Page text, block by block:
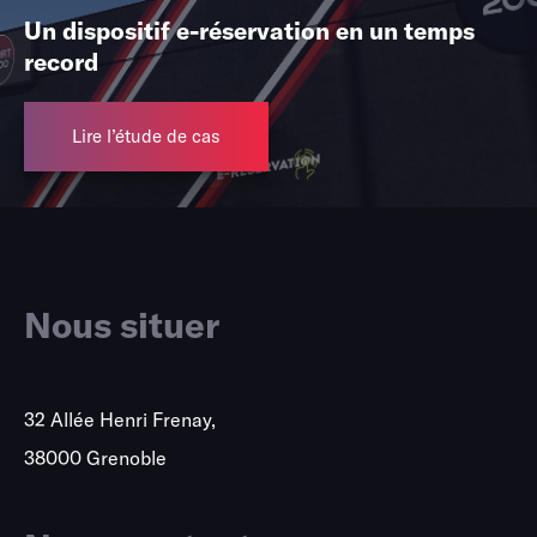
Un dispositif e-réservation en un temps
record
Lire l’étude de cas
Nous situer
32 Allée Henri Frenay,
38000 Grenoble